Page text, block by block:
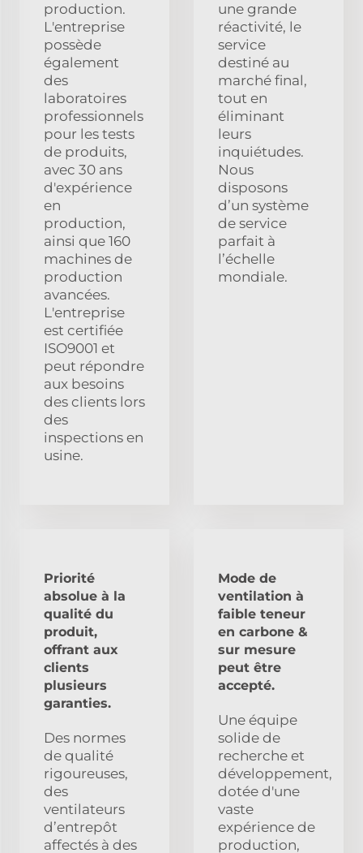
production.
L'entreprise
possède
également
des
laboratoires
professionnels
pour les tests
de produits,
avec 30 ans
d'expérience
en
production,
ainsi que 160
machines de
production
avancées.
L'entreprise
est certifiée
ISO9001 et
peut répondre
aux besoins
des clients lors
des
inspections en
usine.
une grande
réactivité, le
service
destiné au
marché final,
tout en
éliminant
leurs
inquiétudes.
Nous
disposons
d’un système
de service
parfait à
l’échelle
mondiale.
Priorité
absolue à la
qualité du
produit,
offrant aux
clients
plusieurs
garanties.
Des normes
de qualité
rigoureuses,
des
ventilateurs
d’entrepôt
affectés à des
Mode de
ventilation à
faible teneur
en carbone &
sur mesure
peut être
accepté.
Une équipe
solide de
recherche et
développement,
dotée d'une
vaste
expérience de
production,